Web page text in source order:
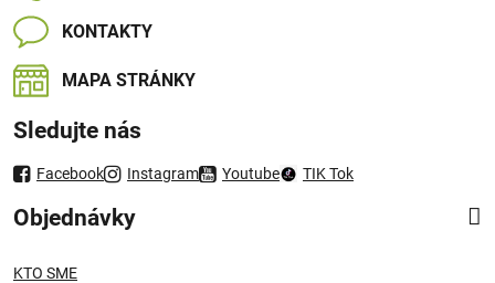
KONTAKTY
MAPA STRÁNKY
Sledujte nás
Facebook Instagram Youtube TIK Tok
Objednávky
KTO SME